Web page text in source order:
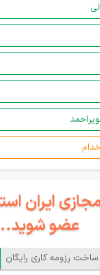
ایران
عضو
رزومه کاری رایگان